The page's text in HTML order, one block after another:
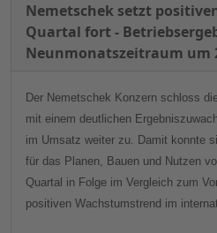
Nemetschek setzt
Quartal fort -
Neunmonatszeitraum um
Der Nemetschek Konzern schloss
mit einem deutlichen
im Umsatz weiter zu. Damit konnte
für das Planen, Bauen und Nutzen
Quartal in Folge im Vergleich zum
positiven Wachstumstrend im